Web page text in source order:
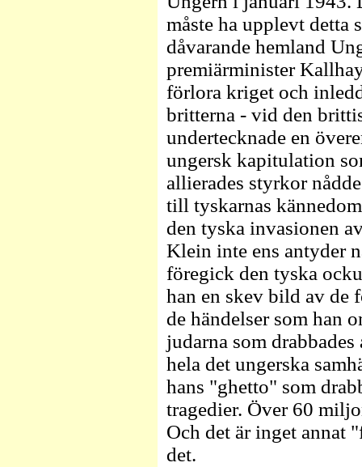
måste ha upplevt detta
dåvarande hemland
premiärminister
förlora kriget och
britterna - vid den
undertecknade en
ungersk kapitulation
allierades styrkor
till tyskarnas
den tyska invasionen
Klein inte ens antyder
föregick den tyska
han en skev bild av de
de händelser som han
judarna som
hela det ungerska
hans "ghetto" som
tragedier. Över 60
Och det är inget annat
det.